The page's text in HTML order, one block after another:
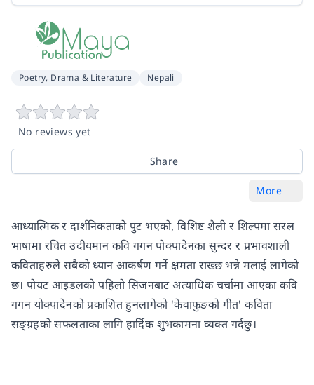
Poetry, Drama & Literature Nepali
No reviews yet
Share
More
आध्यात्मिक र दार्शनिकताको पुट भएको, विशिष्ट शैली र शिल्पमा सरल
भाषामा रचित उदीयमान कवि गगन पोक्पादेनका सुन्दर र प्रभावशाली
कविताहरुले सबैको ध्यान आकर्षण गर्ने क्षमता राख्छ भन्ने मलाई लागेको
छ। पोयट आइडलको पहिलो सिजनबाट अत्याधिक चर्चामा आएका कवि
गगन योक्पादेनको प्रकाशित हुनलागेको 'केवाफुङको गीत' कविता
सङ्ग्रहको सफलताका लागि हार्दिक शुभकामना व्यक्त गर्दछु।